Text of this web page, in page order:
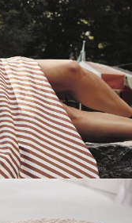
магазинов